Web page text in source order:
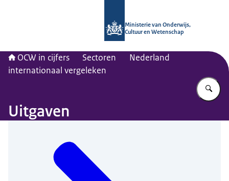
Ministerie van Onderwijs,
Cultuur en Wetenschap
OCW in cijfers Sectoren
Nederland
internationaal vergeleken
Uitgaven